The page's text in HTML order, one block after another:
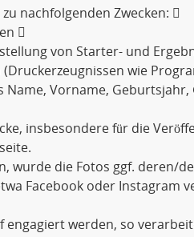
nachfolgenden Zwecken: 

von Starter- und
wie
Name, Vorname,
insbesondere für die
wurde die Fotos ggf. deren/
Facebook oder Instagram
werden, so